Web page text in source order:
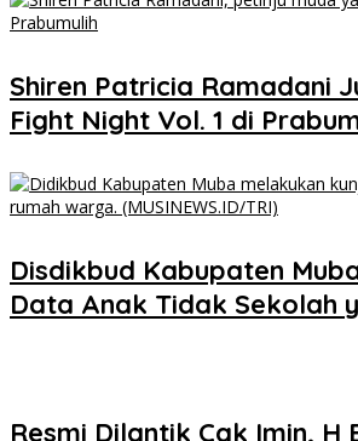
Shiren Patricia Ramadani
Fight Night Vol. 1 di
Disdikbud Kabupaten
Data Anak Tidak Sekolah
Resmi Dilantik Cak Imin, H